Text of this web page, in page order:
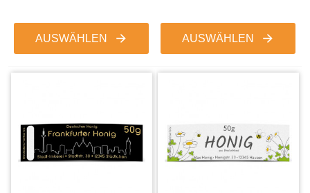
AUSWÄHLEN AUSWÄHLEN